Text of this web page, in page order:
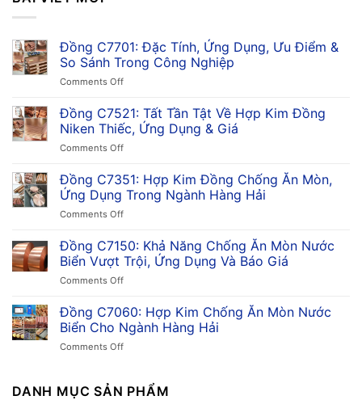
Đồng C7701: Đặc Tính, Ứng Dụng, Ưu Điểm &
So Sánh Trong Công Nghiệp
Comments Offon
C7701:
Đặc
Tính,
Ứng
Ưu
Điểm
Trong
Công
Đồng C7521: Tất Tần Tật Về Hợp Kim Đồng
Niken Thiếc, Ứng Dụng & Giá
Comments Offon
C7521:
Tất
Tần
Tật
Hợp
Kim
Đồng
Ứng
Dụng
Đồng C7351: Hợp Kim Đồng Chống Ăn Mòn,
Ứng Dụng Trong Ngành Hàng Hải
Comments Offon
C7351:
Hợp
Kim
Đồng
Ăn
Mòn,
Ứng
Hàng
Đồng C7150: Khả Năng Chống Ăn Mòn Nước
Biển Vượt Trội, Ứng Dụng Và Báo Giá
Comments Offon
C7150:
Khả
Năng
Chống
Nước
Đồng C7060: Hợp Kim Chống Ăn Mòn Nước
Biển Cho Ngành Hàng Hải
Comments Offon
Hợp
DANH MỤC SẢN PHẨM